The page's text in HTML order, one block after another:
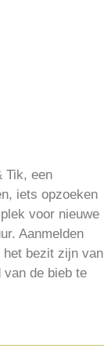
Tik, een
iets opzoeken
voor nieuwe
Aanmelden
bezit zijn van
van de bieb te